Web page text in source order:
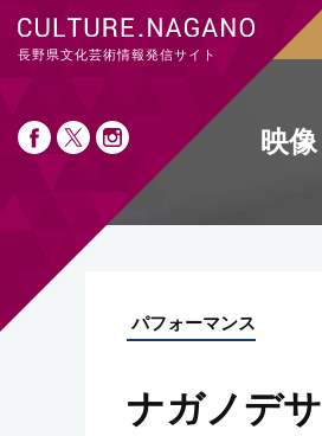
長野県文化芸術情報発信サイト
映
パフォーマンス
ナガノデ